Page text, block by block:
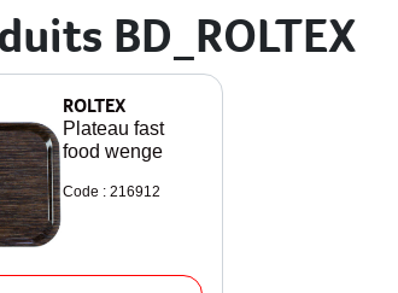
BD_ROLTEX
ROLTEX
Plateau fast
food wenge
Code : 216912